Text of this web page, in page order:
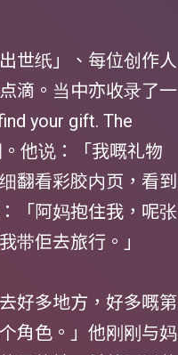
世纸」、每位创作人
滴。当中亦收录了一
your gift. The
他说：「我嘅礼物
翻看彩胶内页，看到
「阿妈抱住我，呢张
带佢去旅行。」
好多地方，好多嘅第
角色。」他刚刚与妈